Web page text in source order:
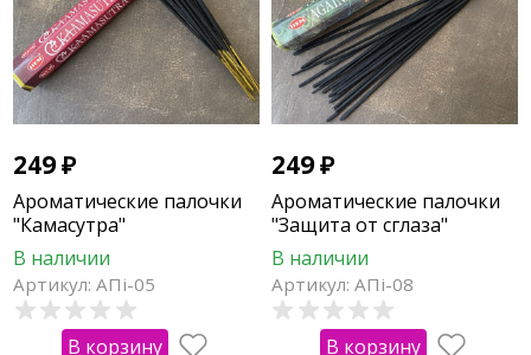
249₽
Ароматические палочки
"Камасутра"
В наличии
Артикул: АПi-05
В корзину
249₽
Ароматические палочки
"Защита от сглаза"
В наличии
Артикул: АПi-08
В корзину